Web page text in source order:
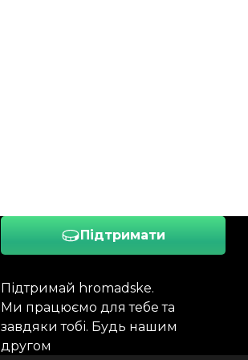
Підтримати
Підтримай hromadske.
Ми працюємо для тебе та
завдяки тобі. Будь нашим
другом